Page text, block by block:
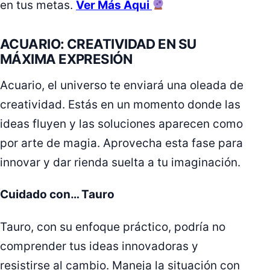
en tus metas. Ver Más Aqui
ACUARIO: CREATIVIDAD EN SU
MÁXIMA EXPRESIÓN
Acuario, el universo te enviará una oleada de
creatividad. Estás en un momento donde las
ideas fluyen y las soluciones aparecen como
por arte de magia. Aprovecha esta fase para
innovar y dar rienda suelta a tu imaginación.
Cuidado con… Tauro
Tauro, con su enfoque práctico, podría no
comprender tus ideas innovadoras y
resistirse al cambio. Maneja la situación con